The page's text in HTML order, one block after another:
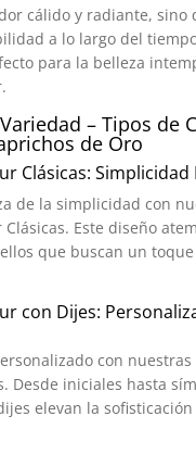
cálido y radiante, sino
a lo largo del
para la belleza
– Tipos de
de Oro
Clásicas: Simplicidad
de la simplicidad con
Clásicas. Este diseño
que buscan un
con Dijes:
con nuestras
Desde iniciales hasta
elevan la